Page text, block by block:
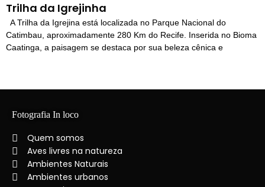
Trilha da Igrejinha
A Trilha da Igrejina está localizada no Parque Nacional do
Catimbau, aproximadamente 280 Km do Recife. Inserida no Bioma
Caatinga, a paisagem se destaca por sua beleza cênica e
Fotografia In loco
Quem somos
Aves livres na natureza
Ambientes Naturais
Ambientes urbanos